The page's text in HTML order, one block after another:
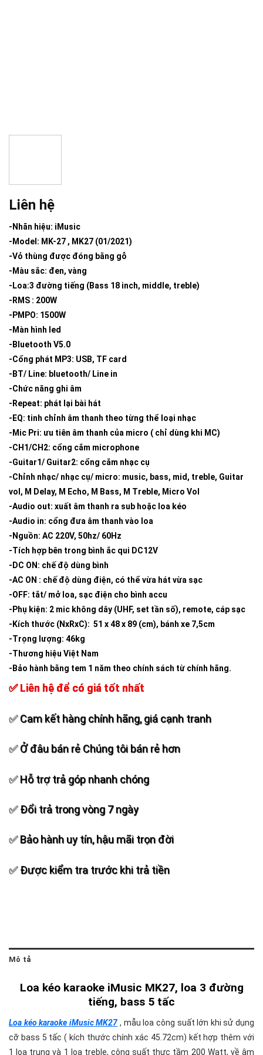
Liên hệ
-Nhãn hiệu: iMusic
-Model: MK-27 , MK27 (01/2021)
-Vỏ thùng được đóng bằng gỗ
-Màu sắc: đen, vàng
-Loa:3 đường tiếng (Bass 18 inch, middle, treble)
-RMS : 200W
-PMPO: 1500W
-Màn hình led
-Bluetooth V5.0
-Cổng phát MP3: USB, TF card
-BT/ Line: bluetooth/ Line in
-Chức năng ghi âm
-Repeat: phát lại bài hát
-EQ: tinh chỉnh âm thanh theo từng thể loại nhạc
-Mic Pri: ưu tiên âm thanh của micro ( chỉ dùng khi MC)
-CH1/CH2: cổng cắm microphone
-Guitar1/ Guitar2: cổng cắm nhạc cụ
-Chỉnh nhạc/ nhạc cụ/ micro: music, bass, mid, treble, Guitar
vol, M Delay, M Echo, M Bass, M Treble, Micro Vol
-Audio out: xuất âm thanh ra sub hoặc loa kéo
-Audio in: cổng đưa âm thanh vào loa
-Nguồn: AC 220V, 50hz/ 60Hz
-Tích hợp bên trong bình ắc qui DC12V
-DC ON: chế độ dùng bình
-AC ON : chế độ dùng điện, có thể vừa hát vừa sạc
-OFF: tắt/ mở loa, sạc điện cho bình accu
-Phụ kiện: 2 mic không dây (UHF, set tần số), remote, cáp sạc
-Kích thước (NxRxC): 51 x 48 x 89 (cm), bánh xe 7,5cm
-Trọng lượng: 46kg
-Thương hiệu Việt Nam
-Bảo hành bằng tem 1 năm theo chính sách từ chính hãng.
✅ Liên hệ để có giá tốt nhất
✅ Cam kết hàng chính hãng, giá cạnh tranh
✅ Ở đâu bán rẻ Chúng tôi bán rẻ hơn
✅ Hỗ trợ trả góp nhanh chóng
✅ Đổi trả trong vòng 7 ngày
✅ Bảo hành uy tín, hậu mãi trọn đời
✅ Được kiểm tra trước khi trả tiền
Mô tả
Loa kéo karaoke iMusic MK27, loa 3 đường
tiếng, bass 5 tấc
Loa kéo karaoke iMusic MK27 , mẫu loa công suất lớn khi sử dụng
cỡ bass 5 tấc ( kích thước chính xác 45.72cm) kết hợp thêm với
1 loa trung và 1 loa treble, công suất thực tầm 200 Watt, về âm